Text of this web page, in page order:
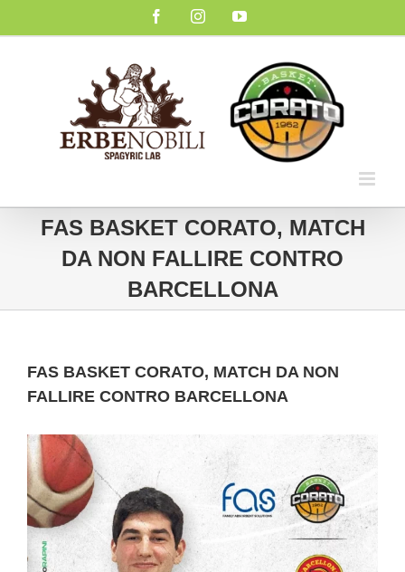
FacebookInstagramYouTube
FAS BASKET CORATO, MATCH
DA NON FALLIRE CONTRO
BARCELLONA
FAS BASKET CORATO, MATCH DA NON
FALLIRE CONTRO BARCELLONA
Ingrandisci
immagine